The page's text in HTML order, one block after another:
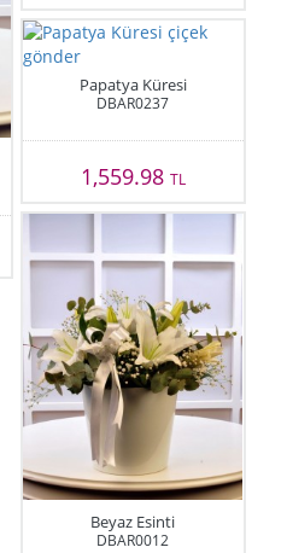
Papatya Küresi
DBAR0237
1,559.98 TL
Beyaz Esinti
DBAR0012